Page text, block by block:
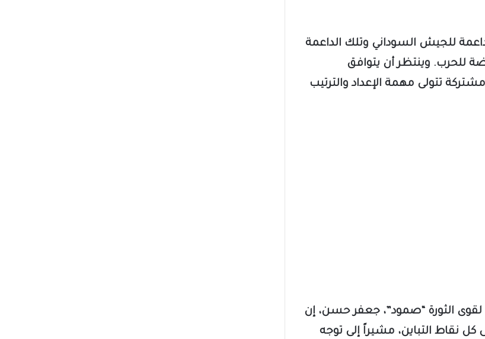
للجيش السوداني وتلك الداعمة
للحرب. وينتظر أن يتوافق
تتولى مهمة الإعداد والترتيب
لقوى الثورة “صمود”، جعفر حسن، إن
نقاط التباين، مشيراً إلى توجه